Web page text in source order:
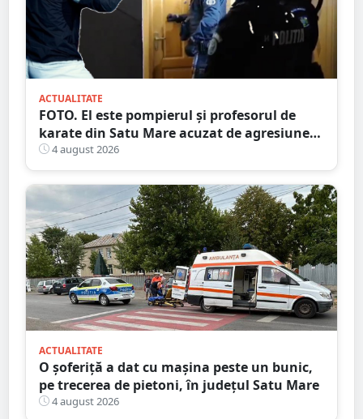
ACTUALITATE
FOTO. El este pompierul și profesorul de
karate din Satu Mare acuzat de agresiune
intimă asupra unui minor
4 august 2026
ACTUALITATE
O șoferiță a dat cu mașina peste un bunic,
pe trecerea de pietoni, în județul Satu Mare
4 august 2026